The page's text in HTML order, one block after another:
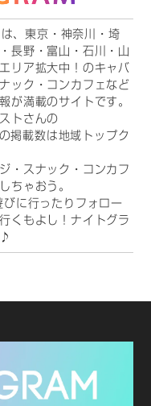
、東京・神奈川・埼
長野・富山・石川・山
リア拡大中！のキャバ
ック・コンカフェなど
が満載のサイトです。
トさんの
載数は地域トップク
・スナック・コンカフ
ちゃおう。
に行ったりフォロー
くもよし！ナイトグラ